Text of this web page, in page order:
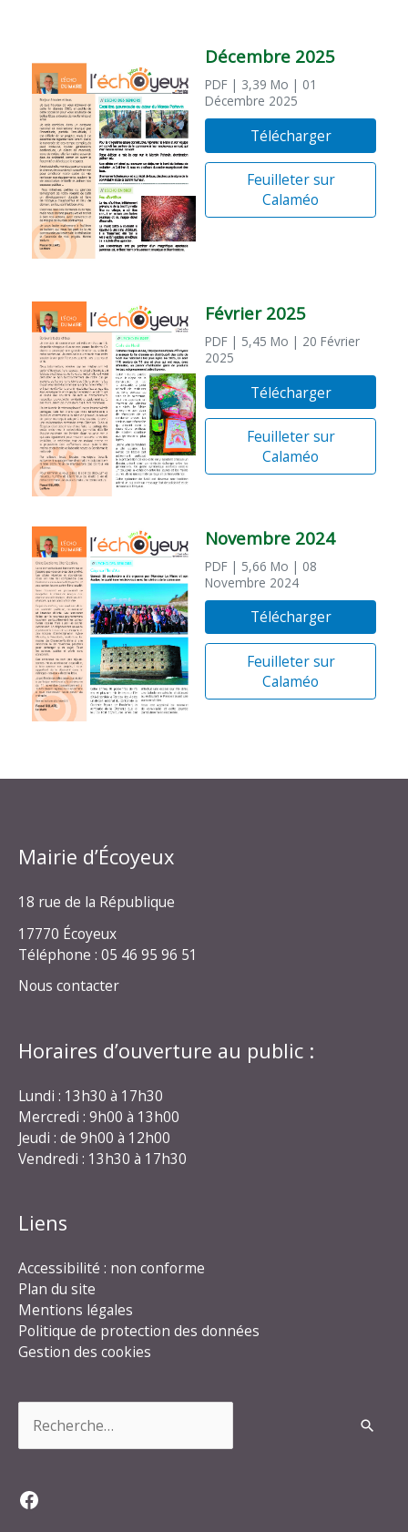
Décembre 2025
PDF | 3,39 Mo | 01
Décembre 2025
Télécharger
Feuilleter sur
Calaméo
Février 2025
PDF | 5,45 Mo | 20 Février
2025
Télécharger
Feuilleter sur
Calaméo
Novembre 2024
PDF | 5,66 Mo | 08
Novembre 2024
Télécharger
Feuilleter sur
Calaméo
Mairie d’Écoyeux
18 rue de la République
17770 Écoyeux
Téléphone : 05 46 95 96 51
Nous contacter
Horaires d’ouverture au public :
Lundi : 13h30 à 17h30
Mercredi : 9h00 à 13h00
Jeudi : de 9h00 à 12h00
Vendredi : 13h30 à 17h30
Liens
Accessibilité : non conforme
Plan du site
Mentions légales
Politique de protection des données
Gestion des cookies
Facebook